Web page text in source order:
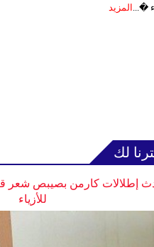
�... المزيد
لك
إطلالات كارمن بصيبص شعر
للأزياء